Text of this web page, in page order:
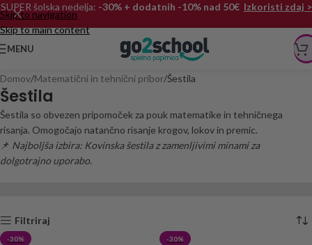
Skip to navigation
Skip to main content
SUPER šolska nedelja: -30% + dodatnih -10% nad 50€ Izkoristi zdaj >
MENU
Domov Matematični in tehnični pribor Šestila
Šestila
Šestila so obvezen pripomoček za pouk matematike in tehničnega
risanja. Omogočajo natančno risanje krogov, lokov in premic.
📌 Najboljša izbira: Kovinska šestila z zamenljivimi minami za
dolgotrajno uporabo.
Filtriraj
-30% -30%